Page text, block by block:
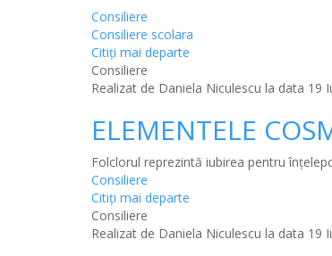
Consiliere
Consiliere scolara
Citiţi mai departe
Consiliere
Realizat de Daniela Niculescu la data 19
ELEMENTELE
Folclorul reprezintă iubirea pentru
Consiliere
Citiţi mai departe
Consiliere
Realizat de Daniela Niculescu la data 19